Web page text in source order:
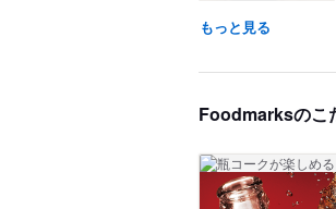
もっと見る
Foodmarksのこ